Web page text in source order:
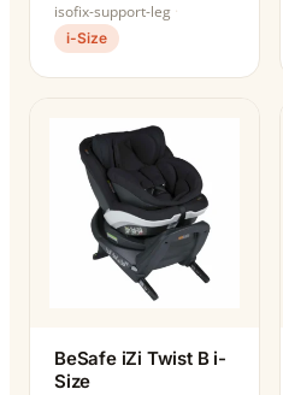
isofix-support-leg
i-Size
BeSafe iZi Twist B i-
Size